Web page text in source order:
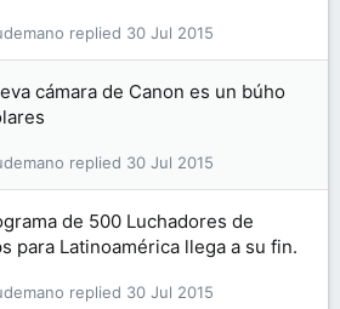
30 Jul 2015
cámara de Canon es un búho
30 Jul 2015
de 500 Luchadores de
para Latinoamérica llega a su fin.
30 Jul 2015